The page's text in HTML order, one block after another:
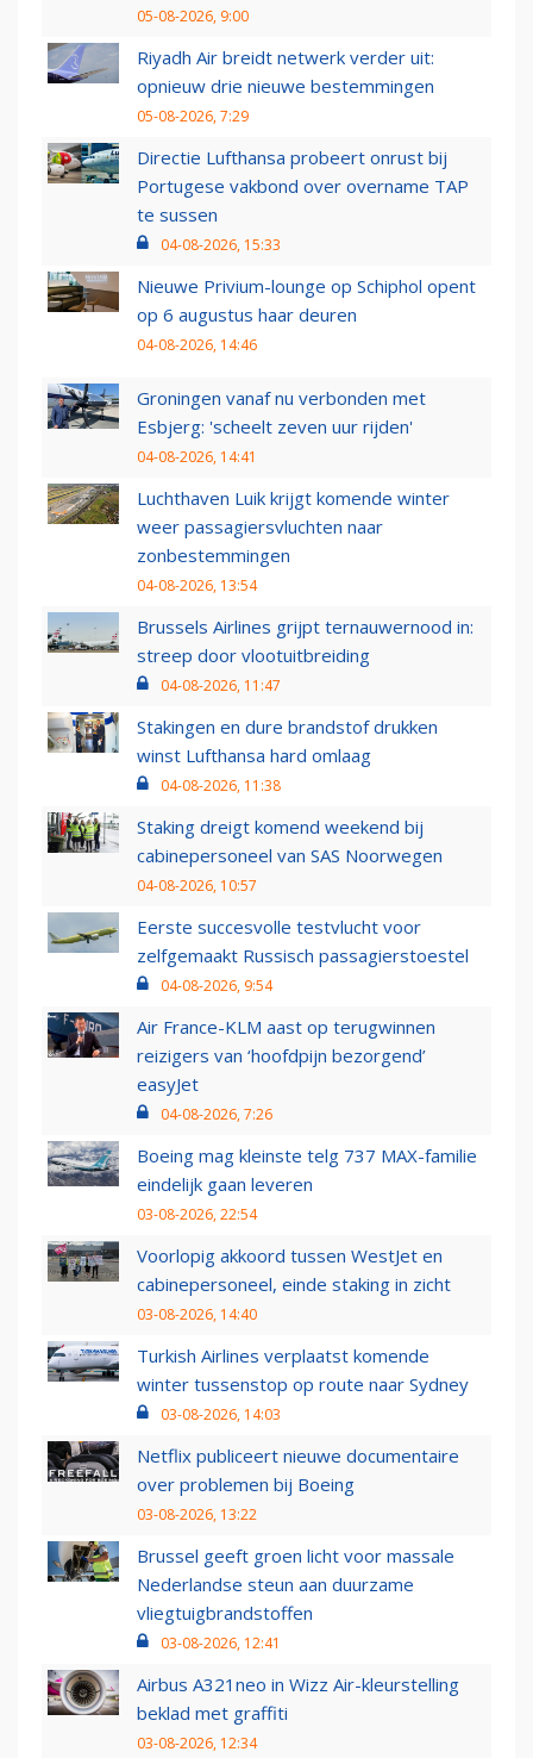
05-08-2026, 9:00
Riyadh Air breidt netwerk verder uit:
opnieuw drie nieuwe bestemmingen
05-08-2026, 7:29
Directie Lufthansa probeert onrust bij
Portugese vakbond over overname TAP
te sussen
04-08-2026, 15:33
Nieuwe Privium-lounge op Schiphol opent
op 6 augustus haar deuren
04-08-2026, 14:46
Groningen vanaf nu verbonden met
Esbjerg: 'scheelt zeven uur rijden'
04-08-2026, 14:41
Luchthaven Luik krijgt komende winter
weer passagiersvluchten naar
zonbestemmingen
04-08-2026, 13:54
Brussels Airlines grijpt ternauwernood in:
streep door vlootuitbreiding
04-08-2026, 11:47
Stakingen en dure brandstof drukken
winst Lufthansa hard omlaag
04-08-2026, 11:38
Staking dreigt komend weekend bij
cabinepersoneel van SAS Noorwegen
04-08-2026, 10:57
Eerste succesvolle testvlucht voor
zelfgemaakt Russisch passagierstoestel
04-08-2026, 9:54
Air France-KLM aast op terugwinnen
reizigers van ‘hoofdpijn bezorgend’
easyJet
04-08-2026, 7:26
Boeing mag kleinste telg 737 MAX-familie
eindelijk gaan leveren
03-08-2026, 22:54
Voorlopig akkoord tussen WestJet en
cabinepersoneel, einde staking in zicht
03-08-2026, 14:40
Turkish Airlines verplaatst komende
winter tussenstop op route naar Sydney
03-08-2026, 14:03
Netflix publiceert nieuwe documentaire
over problemen bij Boeing
03-08-2026, 13:22
Brussel geeft groen licht voor massale
Nederlandse steun aan duurzame
vliegtuigbrandstoffen
03-08-2026, 12:41
Airbus A321neo in Wizz Air-kleurstelling
beklad met graffiti
03-08-2026, 12:34